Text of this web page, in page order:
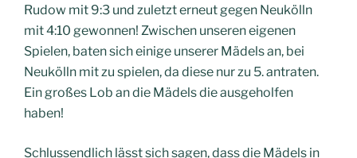
Rudow mit 9:3 und zuletzt erneut gegen Neukölln
mit 4:10 gewonnen! Zwischen unseren eigenen
Spielen, baten sich einige unserer Mädels an, bei
Neukölln mit zu spielen, da diese nur zu 5. antraten.
Ein großes Lob an die Mädels die ausgeholfen
haben!
Schlussendlich lässt sich sagen, dass die Mädels in